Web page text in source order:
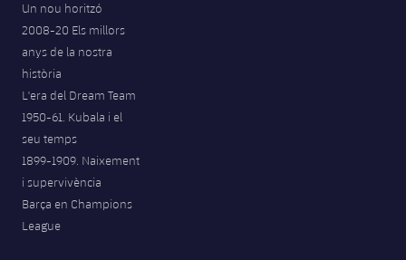
Un nou horitzó
2008-20 Els millors
anys de la nostra
història
L'era del Dream Team
1950-61. Kubala i el
seu temps
1899-1909. Naixement
i supervivència
Barça en Champions
League